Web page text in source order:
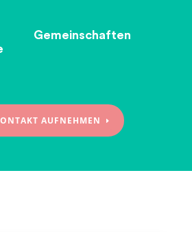
Gemeinschaften
AUFNEHMEN